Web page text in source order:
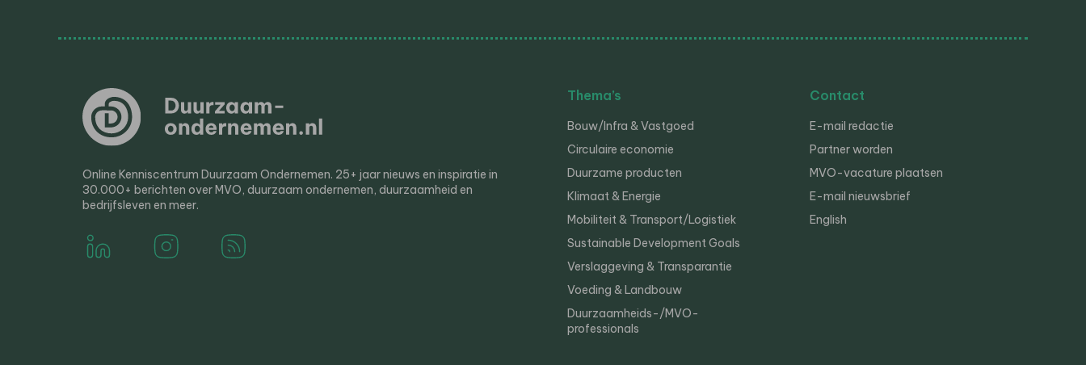
Online Kenniscentrum Duurzaam Ondernemen. 25+ jaar nieuws en inspiratie in
30.000+ berichten over MVO, duurzaam ondernemen, duurzaamheid en
bedrijfsleven en meer.
Thema’s
Bouw/Infra & Vastgoed
Circulaire economie
Duurzame producten
Klimaat & Energie
Mobiliteit & Transport/Logistiek
Sustainable Development Goals
Verslaggeving & Transparantie
Voeding & Landbouw
Duurzaamheids-/MVO-
professionals
Contact
E-mail redactie
Partner worden
MVO-vacature plaatsen
E-mail nieuwsbrief
English